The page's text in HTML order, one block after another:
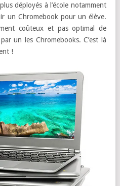
déployés à l’école notamment
un Chromebook pour un élève.
coûteux et pas optimal de
un les Chromebooks. C’est là
!